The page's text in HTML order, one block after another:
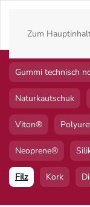
Zum
Gummi technisch
Naturkautschuk
Viton®
Neoprene®
Filz Kork